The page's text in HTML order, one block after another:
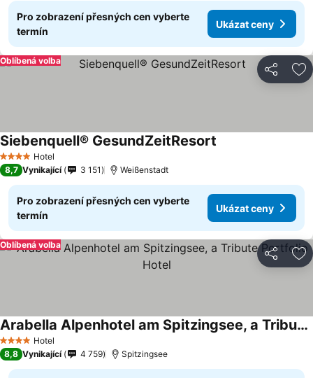
Pro zobrazení přesných cen vyberte
termín
Ukázat ceny
Sdílet
Oblíbená volba
4 Počet hvězdiček
Hotel
Siebenquell® GesundZeitResort
8,7 Vynikající 3 151 Weißenstadt
Pro zobrazení přesných cen vyberte
termín
Ukázat ceny
Sdílet
Oblíbená volba
4 Počet hvězdiček
Hotel
Arabella Alpenhotel am Spitzingsee, a Tribute Portfolio Hotel
Ukázat ceny
8,8 Vynikající 4 759 Spitzingsee